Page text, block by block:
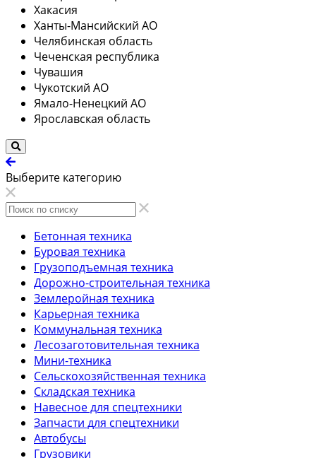
Хакасия
Ханты-Мансийский АО
Челябинская область
Чеченская республика
Чувашия
Чукотский АО
Ямало-Ненецкий АО
Ярославская область
Выберите категорию
Бетонная техника
Буровая техника
Грузоподъемная техника
Дорожно-строительная техника
Землеройная техника
Карьерная техника
Коммунальная техника
Лесозаготовительная техника
Мини-техника
Сельскохозяйственная техника
Складская техника
Навесное для спецтехники
Запчасти для спецтехники
Автобусы
Грузовики